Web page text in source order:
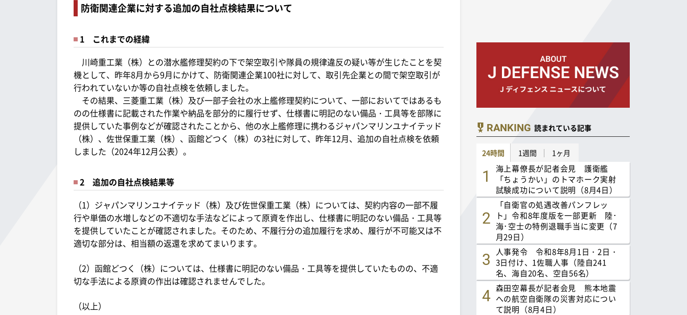
防衛関連企業に対する追加の自社点検結果について
1 これまでの経緯
川崎重工業（株）との潜水艦修理契約の下で架空取引や隊員の規律違反の疑い等が生じたことを契
機として、昨年8月から9月にかけて、防衛関連企業100社に対して、取引先企業との間で架空取引が
行われていないか等の自社点検を依頼しました。
その結果、三菱重工業（株）及び一部子会社の水上艦修理契約について、一部においてではあるも
のの仕様書に記載された作業や納品を部分的に履行せず、仕様書に明記のない備品・工具等を部隊に
提供していた事例などが確認されたことから、他の水上艦修理に携わるジャパンマリンユナイテッド
（株）、佐世保重工業（株）、函館どつく（株）の3社に対して、昨年12月、追加の自社点検を依頼
しました（2024年12月公表）。
2 追加の自社点検結果等
（1）ジャパンマリンユナイテッド（株）及び佐世保重工業（株）については、契約内容の一部不履
行や単価の水増しなどの不適切な手法などによって原資を作出し、仕様書に明記のない備品・工具等
を提供していたことが確認されました。そのため、不履行分の追加履行を求め、履行が不可能又は不
適切な部分は、相当額の返還を求めてまいります。
（2）函館どつく（株）については、仕様書に明記のない備品・工具等を提供していたものの、不適
切な手法による原資の作出は確認されませんでした。
（以上）
RANKING 読まれている記事
24時間 1週間 1ヶ月
海上幕僚長が記者会見 護衛艦
「ちょうかい」のトマホーク実射
試験成功について説明（8月4日）
「自衛官の処遇改善パンフレッ
ト」令和8年度版を一部更新 陸･
海･空士の特例退職手当に変更（7
月29日）
人事発令 令和8年8月1日・2日・
3日付け、1佐職人事（陸自241
名、海自20名、空自56名）
森田空幕長が記者会見 熊本地震
への航空自衛隊の災害対応につい
て説明（8月4日）